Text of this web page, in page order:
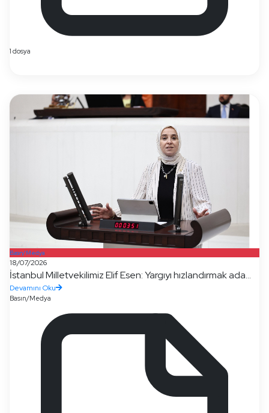
1 dosya
Basın/Medya
18/07/2026
İstanbul Milletvekilimiz Elif Esen: Yargıyı hızlandırmak ada...
Devamını Oku
Basın/Medya